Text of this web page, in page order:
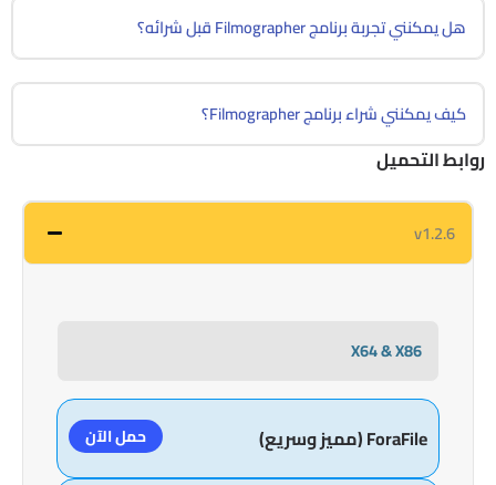
هل يمكنني تجربة برنامج Filmographer قبل شرائه؟
كيف يمكنني شراء برنامج Filmographer؟
روابط التحميل
v1.2.6
X64 & X86
ForaFile (مميز وسريع) حمل الآن